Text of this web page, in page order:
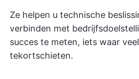
Ze helpen u technische
verbinden met
succes te meten, iets waar
tekortschieten.